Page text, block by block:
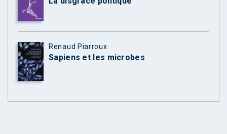
Renaud Piarroux
Sapiens et les microbes